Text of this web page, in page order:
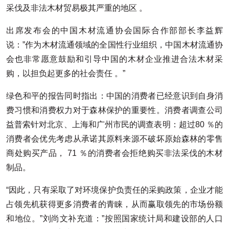
采伐及非法木材贸易极其严重的地区 。
出席发布会的中国木材流通协会国际合作部部长李益辉
说：”作为木材流通领域的全国性行业组织，中国木材流通协
会也非常愿意鼓励和引导中国的木材企业推进合法木材采
购，以担负起更多的社会责任 。”
绿色和平的报告同时指出：中国的消费者已经意识到自身消
费习惯和消费权力对于森林保护的重要性。消费者调查公司
益普索针对北京、上海和广州市民的调查表明：超过80 ％的
消费者会优先考虑从承诺其原料来源不破坏原始森林的零售
商处购买产品， 71 ％的消费者会拒绝购买非法采伐的木材
制品。
“因此，只有采取了对环境保护负责任的采购政策，企业才能
占领先机获得更多消费者的青睐，从而赢取领先的市场份额
和地位。”刘尚文补充道：”按照国家统计局和建设部的人口